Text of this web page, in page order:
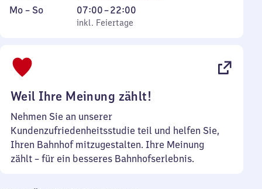
Montag
Mo – So,
inkl. Feiertage
07:00–22:00
Von
7
inkl. Feiertage
Weil Ihre Meinung zählt!
Nehmen Sie an unserer
Kundenzufriedenheitsstudie teil und helfen Sie,
Ihren Bahnhof mitzugestalten. Ihre Meinung
zählt – für ein besseres Bahnhofserlebnis.